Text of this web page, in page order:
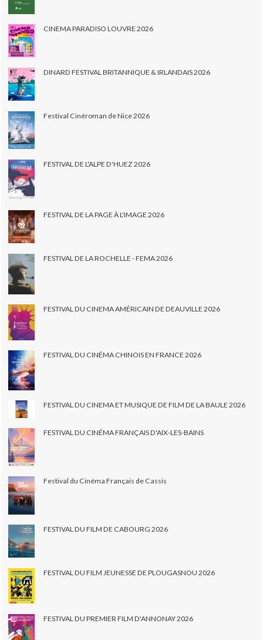
CINEMA PARADISO LOUVRE 2026
DINARD FESTIVAL BRITANNIQUE & IRLANDAIS 2026
Festival Cinéroman de Nice 2026
FESTIVAL DE L'ALPE D'HUEZ 2026
FESTIVAL DE LA PAGE À L'IMAGE 2026
FESTIVAL DE LA ROCHELLE - FEMA 2026
FESTIVAL DU CINEMA AMÉRICAIN DE DEAUVILLE 2026
FESTIVAL DU CINÉMA CHINOIS EN FRANCE 2026
FESTIVAL DU CINEMA ET MUSIQUE DE FILM DE LA BAULE 2026
FESTIVAL DU CINÉMA FRANÇAIS D'AIX-LES-BAINS
Festival du Cinéma Français de Cassis
FESTIVAL DU FILM DE CABOURG 2026
FESTIVAL DU FILM JEUNESSE DE PLOUGASNOU 2026
FESTIVAL DU PREMIER FILM D'ANNONAY 2026